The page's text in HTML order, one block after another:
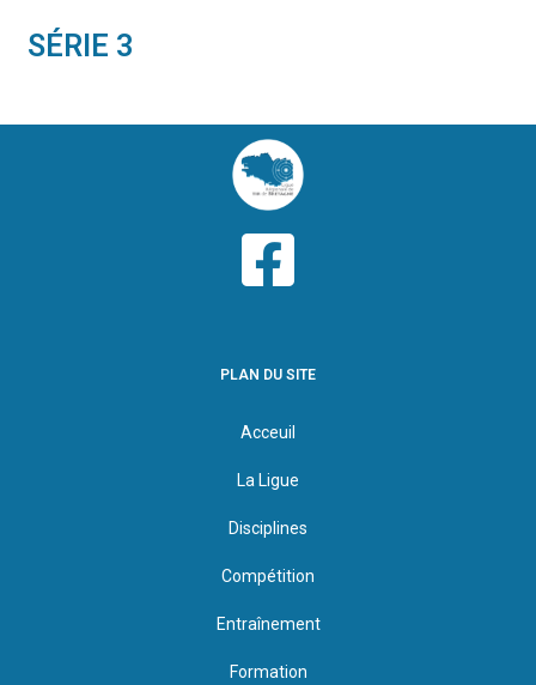
SÉRIE 3
PLAN DU SITE
Acceuil
La Ligue
Disciplines
Compétition
Entraînement
Formation